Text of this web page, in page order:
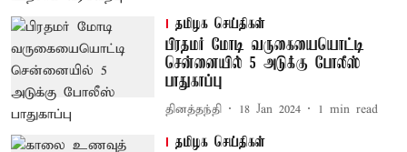
தமிழக செய்திகள்
பிரதமர் மோடி வருகையையொட்டி
சென்னையில் 5 அடுக்கு போலீஸ்
பாதுகாப்பு
தினத்தந்தி 18 Jan 2024 1 min read
தமிழக செய்திகள்